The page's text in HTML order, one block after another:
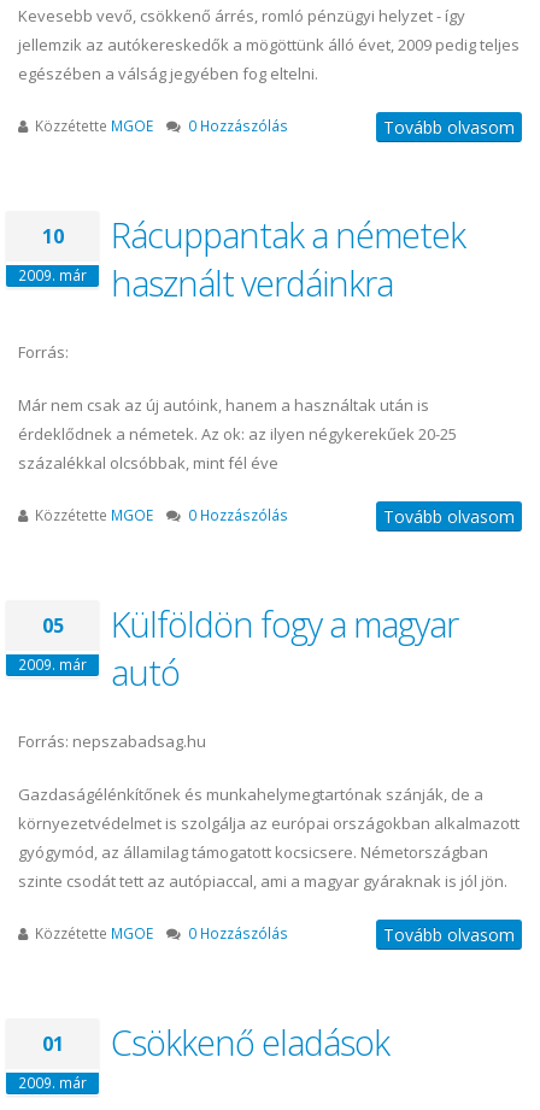
Kevesebb vevő, csökkenő árrés, romló pénzügyi helyzet - így
jellemzik az autókereskedők a mögöttünk álló évet, 2009 pedig teljes
egészében a válság jegyében fog eltelni.
Közzétette MGOE 0 Hozzászólás Tovább olvasom
10
2009. már
Rácuppantak a németek
használt verdáinkra
Forrás:
Már nem csak az új autóink, hanem a használtak után is
érdeklődnek a németek. Az ok: az ilyen négykerekűek 20-25
százalékkal olcsóbbak, mint fél éve
Közzétette MGOE 0 Hozzászólás Tovább olvasom
05
2009. már
Külföldön fogy a magyar
autó
Forrás: nepszabadsag.hu
Gazdaságélénkítőnek és munkahelymegtartónak szánják, de a
környezetvédelmet is szolgálja az európai országokban alkalmazott
gyógymód, az államilag támogatott kocsicsere. Németországban
szinte csodát tett az autópiaccal, ami a magyar gyáraknak is jól jön.
Közzétette MGOE 0 Hozzászólás Tovább olvasom
01
2009. már
Csökkenő eladások